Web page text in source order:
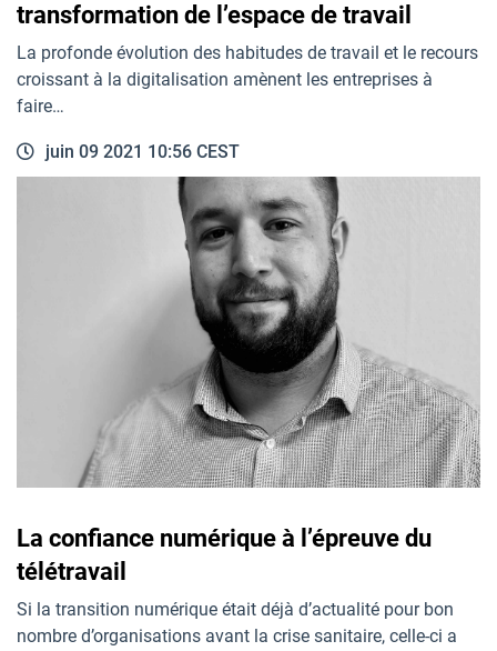
transformation de l’espace de travail
La profonde évolution des habitudes de travail et le recours
croissant à la digitalisation amènent les entreprises à
faire…
juin 09 2021 10:56 CEST
La confiance numérique à l’épreuve du
télétravail
Si la transition numérique était déjà d’actualité pour bon
nombre d’organisations avant la crise sanitaire, celle-ci a